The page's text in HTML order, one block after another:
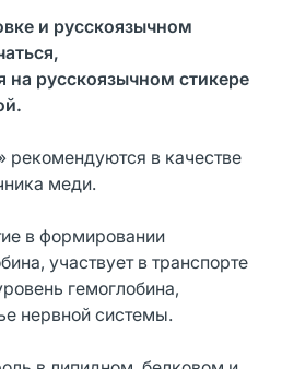
и русскоязычном
русскоязычном стикере
рекомендуются в качестве
меди.
в формировании
участвует в транспорте
гемоглобина,
нервной системы.